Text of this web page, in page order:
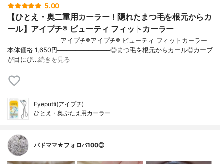
5.00
【ひとえ・奥二重用カーラー！隠れたまつ毛を根元からカ
ール】アイプチ® ビューティ フィットカーラー
────────────アイプチ®アイプチ® ビューティ フィットカーラー
本体価格 1,650円────────────◎まつ毛を根元からカール◎カーブ
が目にぴ…続きを見る
Eyeputti(アイプチ)
ひとえ・奥ぶたえ用カーラー
バドママ★フォロバ100◎